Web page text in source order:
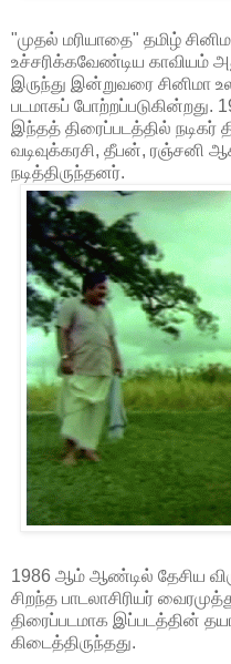
"முதல் மரியாதை" தமிழ்
உச்சரிக்கவேண்டிய காவியம்
இருந்து இன்றுவரை சினிமா
படமாகப்
இந்தத் திரைப்படத்தில் நடிகர்
வடிவுக்கரசி, தீபன், ரஞ்சனி
நடித்திருந்தனர்.
1986 ஆம் ஆண்டில் தேசிய
சிறந்த பாடலாசிரியர்
திரைப்படமாக இப்படத்தின்
கிடைத்திருந்தது.